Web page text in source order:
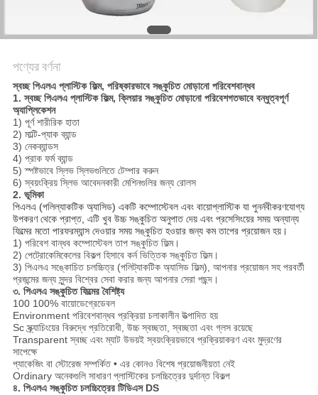
নীতি
পণ্যের বর্ণনা
স্বচ্ছ পিএলএ প্লাস্টিক ফিল্ম, পরিষ্কারভাবে সঙ্কুচিত মোড়ানো পরিবেশবান্ধব
1. স্বচ্ছ পিএলএ প্লাস্টিক ফিল্ম, ক্লিয়ার সঙ্কুচিত মোড়ানো পরিবেশগতভাবে বন্ধুত্বপূর্ণ
অ্যাপ্লিকেশন
1) পূর্ণ শারীরিক হাতা
2) মাল্টি-প্যাক ব্যান্ড
3) নেকব্যান্ডস
4) প্রাক ফর্ম ব্যান্ড
5) স্পষ্টভাবে স্লিভ স্লিভগুলিতে টেম্পার করুন
6) স্বয়ংক্রিয় স্লিভ আবেদনকারী মেশিনগুলির জন্য রোলস
2. ভূমিকা
পিএলএ (পলিল্যাকটিক অ্যাসিড) একটি কম্পোস্টেবল এবং বায়োপ্লাস্টিক যা পুনর্নবীকরণযোগ্য
উপকরণ থেকে প্রাপ্ত, এটি খুব উচ্চ সঙ্কুচিত অনুপাত দেয় এবং প্রসেসিংয়ের সময় অন্যান্য
ফিল্মের মতো পারফরম্যান্স দেওয়ার সময় সঙ্কুচিত হওয়ার জন্য কম তাপের প্রয়োজন হয়।
1) পরিবেশ বান্ধব কম্পোস্টেবল তাপ সঙ্কুচিত ফিল্ম।
2) পেট্রোকেমিকেলের বিকল্প হিসাবে কর্ন ভিত্তিক সঙ্কুচিত ফিল্ম।
3) পিএলএ সঙ্কোচিত চলচ্চিত্র (পলিট্যাকটিক অ্যাসিড ফিল্ম), আপনার প্রয়োজন সহ পরবর্তী
প্রজন্মের জন্য সুন্দর বিশ্বের সেবা করার জন্য আপনার সেরা পছন্দ।
৩. পিএলএ সঙ্কুচিত ফিল্মের বৈশিষ্ট্য
100 100% বায়োডেগ্রেডেবল
Environment পরিবেশবান্ধব প্রক্রিয়া চলাকালীন উত্পাদিত হয়
Sc স্ক্র্যাচিংয়ের বিরুদ্ধে প্রতিরোধী, উচ্চ স্বচ্ছতা, স্বচ্ছতা এবং গ্লস রয়েছে
Transparent স্বচ্ছ এবং ম্যাট উভয়ই স্বয়ংক্রিয়ভাবে প্রক্রিয়াকরণ এবং মুদ্রণের
সাপেক্ষে
প্যাকেজিং বা স্টোরেজ সম্পর্কিত • এর কোনও বিশেষ প্রয়োজনীয়তা নেই
Ordinary অনেকগুলি সাধারণ প্লাস্টিকের চলচ্চিত্রের দুর্দান্ত বিকল্প
৪. পিএলএ সঙ্কুচিত চলচ্চিত্রের টিডিএস DS